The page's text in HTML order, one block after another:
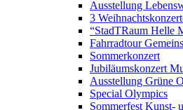
Ausstellung
3
“StadTRaum Helle
Fahrradtour
Sommerkonzert
Jubiläumskonzert
Ausstellung Grüne
Special Olympics
Sommerfest Kunst-